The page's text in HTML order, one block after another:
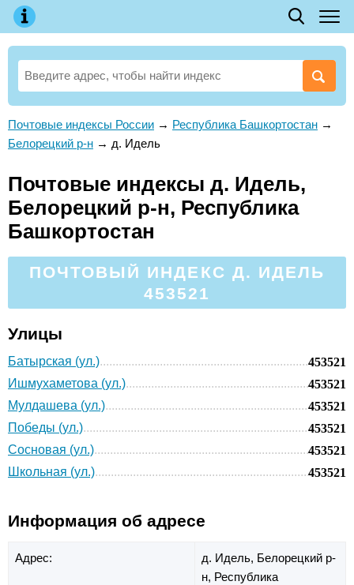
Почтовые индексы России → Республика Башкортостан →
Белорецкий р-н → д. Идель
Почтовые индексы д. Идель,
Белорецкий р-н, Республика
Башкортостан
ПОЧТОВЫЙ ИНДЕКС Д. ИДЕЛЬ
453521
Улицы
Батырская (ул.)
453521
Ишмухаметова (ул.)
453521
Мулдашева (ул.)
453521
Победы (ул.)
453521
Сосновая (ул.)
453521
Школьная (ул.)
453521
Информация об адресе
Адрес: д. Идель, Белорецкий р-
н, Республика